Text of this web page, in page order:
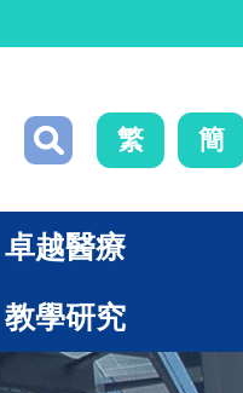
繁 簡
卓越醫療
教學研究